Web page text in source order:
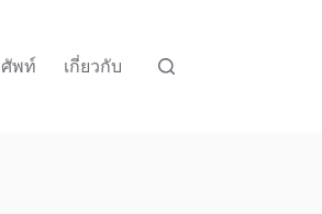
พท์ เกี่ยวกับ